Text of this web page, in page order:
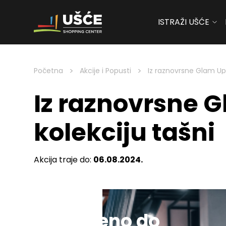
Skip to content
ISTRAŽI UŠĆE
Početna > Akcije i Popusti > Iz raznovrsne Glam
Iz raznovrsne
kolekciju tašni
Akcija traje do: 06.08.2024.